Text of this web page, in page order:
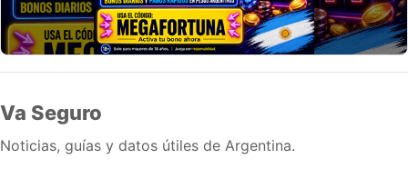
Va Seguro
Noticias, guías y datos útiles de Argentina.